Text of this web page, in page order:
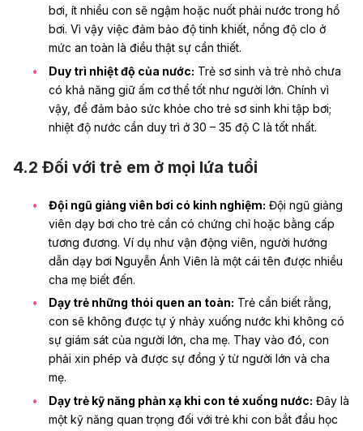
bơi, ít nhiều con sẽ ngậm hoặc nuốt phải nước trong hồ
bơi. Vì vậy việc đảm bảo độ tinh khiết, nồng độ clo ở
mức an toàn là điều thật sự cần thiết.
Duy trì nhiệt độ của nước: Trẻ sơ sinh và trẻ nhỏ chưa
có khả năng giữ ấm cơ thể tốt như người lớn. Chính vì
vậy, để đảm bảo sức khỏe cho trẻ sơ sinh khi tập bơi;
nhiệt độ nước cần duy trì ở 30 – 35 độ C là tốt nhất.
4.2 Đối với trẻ em ở mọi lứa tuổi
Đội ngũ giảng viên bơi có kinh nghiệm: Đội ngũ giảng
viên dạy bơi cho trẻ cần có chứng chỉ hoặc bằng cấp
tương đương. Ví dụ như vận động viên, người hướng
dẫn dạy bơi Nguyễn Ánh Viên là một cái tên được nhiều
cha mẹ biết đến.
Dạy trẻ những thói quen an toàn: Trẻ cần biết rằng,
con sẽ không được tự ý nhảy xuống nước khi không có
sự giám sát của người lớn, cha mẹ. Thay vào đó, con
phải xin phép và được sự đồng ý từ người lớn và cha
mẹ.
Dạy trẻ kỹ năng phản xạ khi con té xuống nước: Đây là
một kỹ năng quan trọng đối với trẻ khi con bắt đầu học